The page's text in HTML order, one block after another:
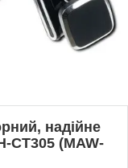
надійне
CT305 (MAW-